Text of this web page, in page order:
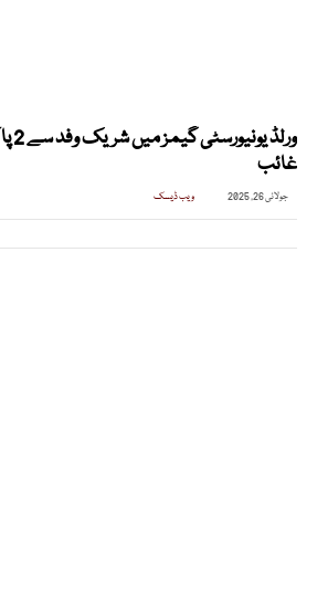
غائب
جولائی 26, 2025 ویب ڈیسک